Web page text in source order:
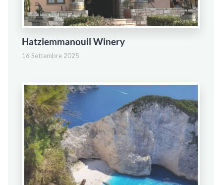
Hatziemmanouil Winery
16 Settembre 2025